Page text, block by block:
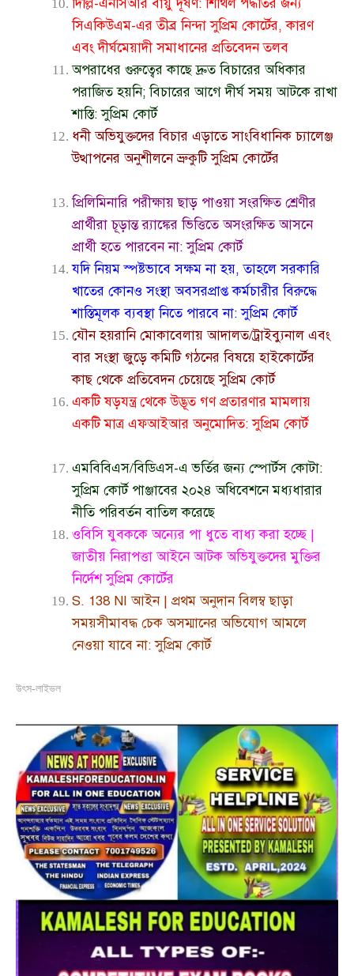
দিল্লি-এনসিআর বায়ু দূষণ: শিথিল পদ্ধতির জন্য
সিএকিউএম-এর তীব্র নিন্দা সুপ্রিম কোর্টের, কারণ
এবং দীর্ঘমেয়াদী সমাধানের প্রতিবেদন তলব
অপরাধের গুরুত্বের কাছে দ্রুত বিচারের অধিকার
পরাজিত হয়নি; বিচারের আগে দীর্ঘ সময় আটকে রাখা
শাস্তি: সুপ্রিম কোর্ট
ধনী অভিযুক্তদের বিচার এড়াতে সাংবিধানিক চ্যালেঞ্জ
উত্থাপনের অনুশীলনে ভ্রুকুটি সুপ্রিম কোর্টের
প্রিলিমিনারি পরীক্ষায় ছাড় পাওয়া সংরক্ষিত শ্রেণীর
প্রার্থীরা চূড়ান্ত র‍্যাঙ্কের ভিত্তিতে অসংরক্ষিত আসনে
প্রার্থী হতে পারবেন না: সুপ্রিম কোর্ট
যদি নিয়ম স্পষ্টভাবে সক্ষম না হয়, তাহলে সরকারি
খাতের কোনও সংস্থা অবসরপ্রাপ্ত কর্মচারীর বিরুদ্ধে
শাস্তিমূলক ব্যবস্থা নিতে পারবে না: সুপ্রিম কোর্ট
যৌন হয়রানি মোকাবেলায় আদালত/ট্রাইব্যুনাল এবং
বার সংস্থা জুড়ে কমিটি গঠনের বিষয়ে হাইকোর্টের
কাছ থেকে প্রতিবেদন চেয়েছে সুপ্রিম কোর্ট
একটি ষড়যন্ত্র থেকে উদ্ভূত গণ প্রতারণার মামলায়
একটি মাত্র এফআইআর অনুমোদিত: সুপ্রিম কোর্ট
এমবিবিএস/বিডিএস-এ ভর্তির জন্য স্পোর্টস কোটা:
সুপ্রিম কোর্ট পাঞ্জাবের ২০২৪ অধিবেশনে মধ্যধারার
নীতি পরিবর্তন বাতিল করেছে
ওবিসি যুবককে অন্যের পা ধুতে বাধ্য করা হচ্ছে |
জাতীয় নিরাপত্তা আইনে আটক অভিযুক্তদের মুক্তির
নির্দেশ সুপ্রিম কোর্টের
S. 138 NI আইন | প্রথম অনুদান বিলম্ব ছাড়া
সময়সীমাবদ্ধ চেক অসম্মানের অভিযোগ আমলে
নেওয়া যাবে না: সুপ্রিম কোর্ট
উৎস-লাইভল